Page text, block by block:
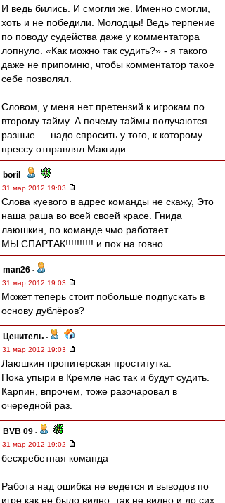
И ведь бились. И смогли же. Именно смогли,
хоть и не победили. Молодцы! Ведь терпение
по поводу судейства даже у комментатора
лопнуло. «Как можно так судить?» - я такого
даже не припомню, чтобы комментатор такое
себе позволял.
Словом, у меня нет претензий к игрокам по
второму тайму. А почему таймы получаются
разные — надо спросить у того, к которому
прессу отправлял Макгиди.
boril -
31 мар 2012 19:03
Слова куевого в адрес команды не скажу, Это
наша раша во всей своей красе. Гнида
лаюшкин, по команде чмо работает.
МЫ СПАРТАК!!!!!!!!!! и пох на говно .....
man26 -
31 мар 2012 19:03
Может теперь стоит побольше подпускать в
основу дублёров?
Ценитель -
31 мар 2012 19:03
Лаюшкин пропитерская проститутка.
Пока упыри в Кремле нас так и будут судить.
Карпин, впрочем, тоже разочаровал в
очередной раз.
BVB 09 -
31 мар 2012 19:02
бесхребетная команда
Работа над ошибка не ведется и выводов по
игре как не было видно, так не видно и до сих